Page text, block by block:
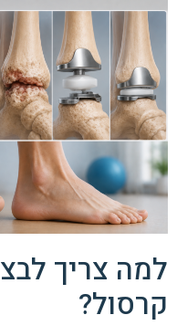
למה צריך
קרסול?